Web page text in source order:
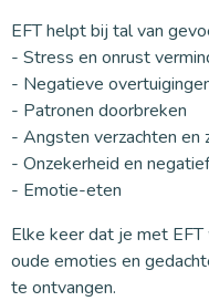
EFT helpt bij tal van
- Stress en onrust
- Negatieve
- Patronen doorbreken
- Angsten verzachten
- Onzekerheid en
- Emotie-eten
Elke keer dat je met
oude emoties en
te ontvangen.